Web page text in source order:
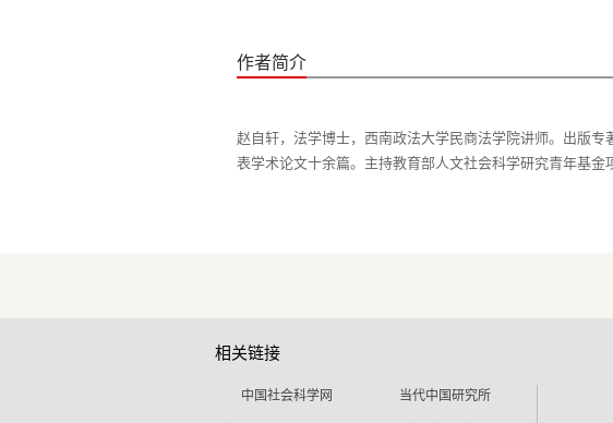
作者简介
赵自轩，法学博士，西南政法大学民商法学院讲师。出版
相关链接
中国社会科学网 当代中国研究所